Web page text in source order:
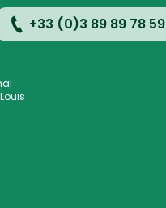
+33 (0)3 89 89 78 59